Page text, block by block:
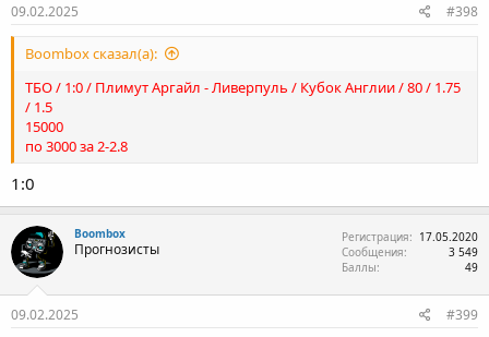
09.02.2025 #398
Boombox сказал(а):
ТБО / 1:0 / Плимут Аргайл - Ливерпуль / Кубок Англии / 80 / 1.75
/ 1.5
15000
по 3000 за 2-2.8
1:0
Boombox
Прогнозисты
Регистрация
17.05.2020
Сообщения
3 549
Баллы
49
09.02.2025 #399